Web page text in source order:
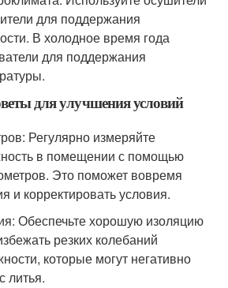
для поддержания
В холодное время года
для поддержания
для улучшения условий
Регулярно измеряйте
в помещении с помощью
Это поможет вовремя
и корректировать условия.
Обеспечьте хорошую изоляцию
резких колебаний
которые могут негативно
литья.